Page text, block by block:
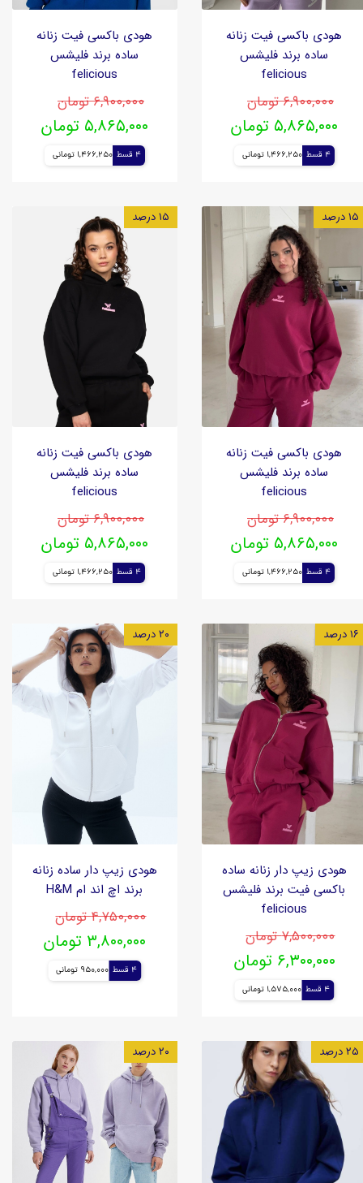
هودی باکسی فیت زنانه
ساده برند فلیشس
felicious
۶,۹۰۰,۰۰۰ تومان
۵,۸۶۵,۰۰۰ تومان
4 قسط 1,466,250 تومانی
هودی باکسی فیت زنانه
ساده برند فلیشس
felicious
۶,۹۰۰,۰۰۰ تومان
۵,۸۶۵,۰۰۰ تومان
4 قسط 1,466,250 تومانی
هودی باکسی فیت زنانه
ساده برند فلیشس
felicious
۶,۹۰۰,۰۰۰ تومان
۵,۸۶۵,۰۰۰ تومان
4 قسط 1,466,250 تومانی
۱۵ درصد
هودی باکسی فیت زنانه
ساده برند فلیشس
felicious
۶,۹۰۰,۰۰۰ تومان
۵,۸۶۵,۰۰۰ تومان
4 قسط 1,466,250 تومانی
۱۵ درصد
هودی زیپ دار زنانه ساده
باکسی فیت برند فلیشس
felicious
۷,۵۰۰,۰۰۰ تومان
۶,۳۰۰,۰۰۰ تومان
4 قسط 1,575,000 تومانی
۱۶ درصد
هودی زیپ دار ساده زنانه
برند اچ اند ام H&M
۴,۷۵۰,۰۰۰ تومان
۳,۸۰۰,۰۰۰ تومان
4 قسط 950,000 تومانی
۲۰ درصد
۲۵ درصد ۲۰ درصد